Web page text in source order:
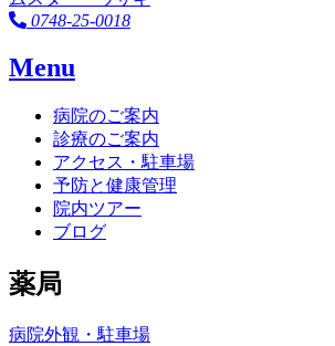
0748-25-0018
Menu
病院のご案内
診療のご案内
アクセス・駐車場
予防と健康管理
院内ツアー
ブログ
薬局
病院外観・駐車場